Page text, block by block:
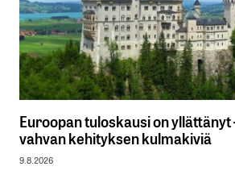
Euroopan tuloskausi on
vahvan kehityksen kulmakiviä
9.8.2026